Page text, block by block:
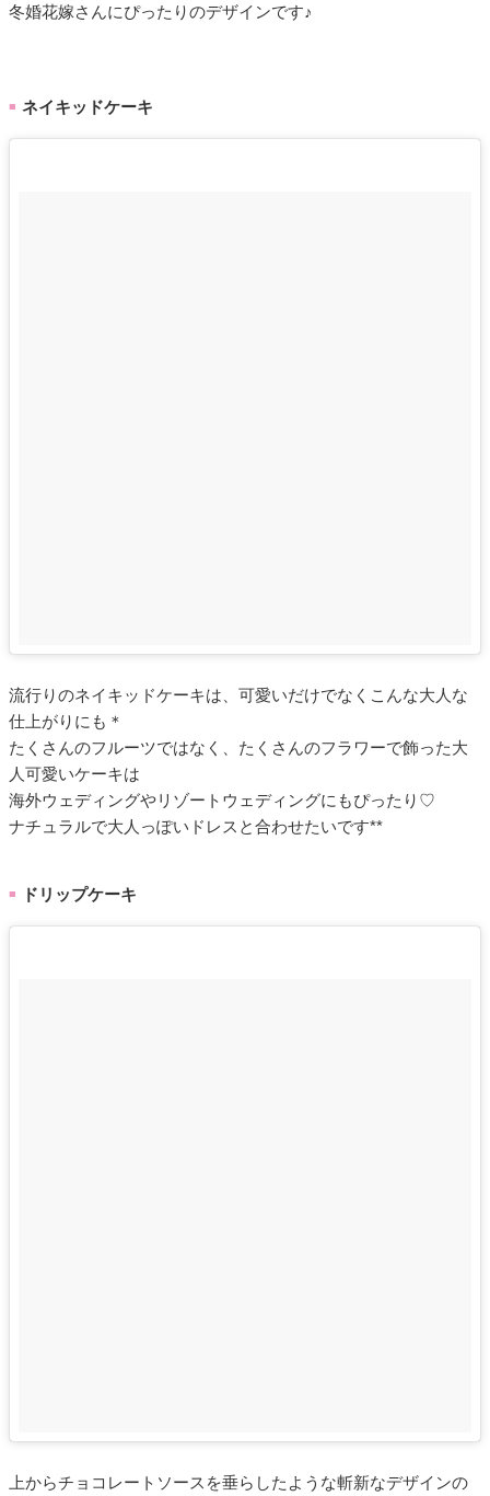
冬婚花嫁さんにぴったりのデザインです♪
■ ネイキッドケーキ
流行りのネイキッドケーキは、可愛いだけでなくこんな大人な
仕上がりにも＊
たくさんのフルーツではなく、たくさんのフラワーで飾った大
人可愛いケーキは
海外ウェディングやリゾートウェディングにもぴったり♡
ナチュラルで大人っぽいドレスと合わせたいです**
■ ドリップケーキ
上からチョコレートソースを垂らしたような斬新なデザインの